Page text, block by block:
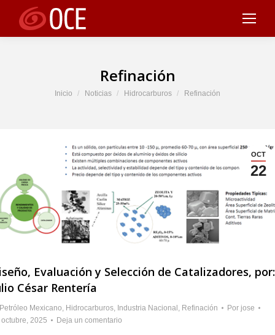
Refinación
Estás aquí:
Inicio Noticias Hidrocarburos Refinación
OCT
22
Evaluación y Selección de Catalizadores, por:
César Rentería
Mexicano, Hidrocarburos, Industria Nacional , Refinación Por jose
2025
Deja un comentario